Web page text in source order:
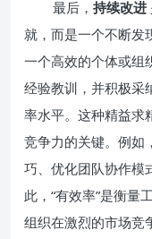
最后， 持续改进
就，而是一个不断发
一个高效的个体或组
经验教训，并积极采
率水平。这种精益求
竞争力的关键。例如
巧、优化团队协作模
此，“有效率”是衡量
组织在激烈的市场竞